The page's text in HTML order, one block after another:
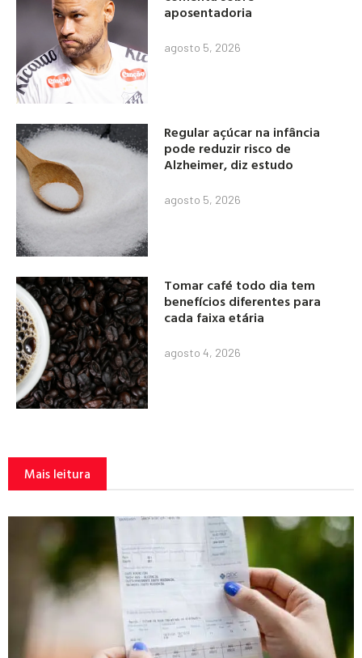
aposentadoria
agosto 5, 2026
Regular açúcar na infância
pode reduzir risco de
Alzheimer, diz estudo
agosto 5, 2026
Tomar café todo dia tem
benefícios diferentes para
cada faixa etária
agosto 4, 2026
Mais leitura